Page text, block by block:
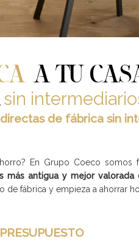
A TU
sin
de fábrica sin
En Grupo Coeco
más antigua y mejor valorada
de fábrica y empieza a ahorrar